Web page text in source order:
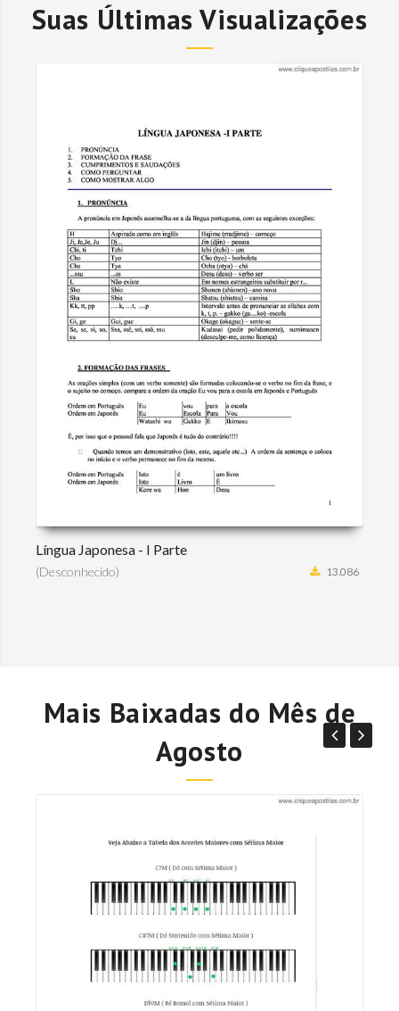
Suas Últimas Visualizações
Língua Japonesa - I Parte
(Desconhecido) 13.086
Mais Baixadas do Mês de
Agosto